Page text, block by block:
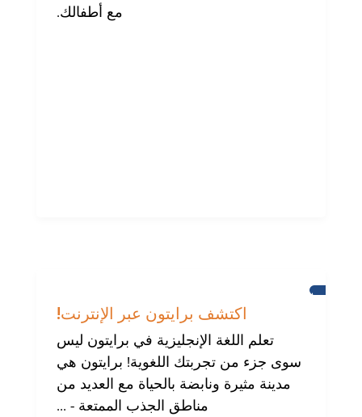
مع أطفالك.
برايتون
اكتشف برايتون عبر الإنترنت!
تعلم اللغة الإنجليزية في برايتون ليس
سوى جزء من تجربتك اللغوية! برايتون هي
مدينة مثيرة ونابضة بالحياة مع العديد من
مناطق الجذب الممتعة - ...